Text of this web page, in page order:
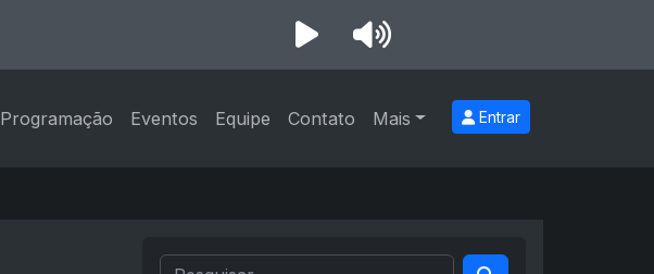
Programação Eventos Equipe Contato Mais Entrar